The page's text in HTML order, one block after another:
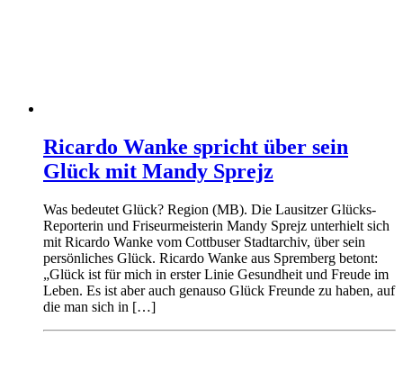
Ricardo Wanke spricht über sein
Glück mit Mandy Sprejz
Was bedeutet Glück? Region (MB). Die Lausitzer Glücks-
Reporterin und Friseurmeisterin Mandy Sprejz unterhielt sich
mit Ricardo Wanke vom Cottbuser Stadtarchiv, über sein
persönliches Glück. Ricardo Wanke aus Spremberg betont:
„Glück ist für mich in erster Linie Gesundheit und Freude im
Leben. Es ist aber auch genauso Glück Freunde zu haben, auf
die man sich in […]